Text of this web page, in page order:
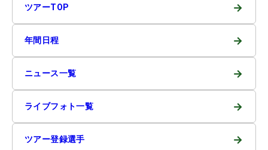
ツアーTOP →
年間日程 →
ニュース一覧 →
ライブフォト一覧 →
ツアー登録選手 →